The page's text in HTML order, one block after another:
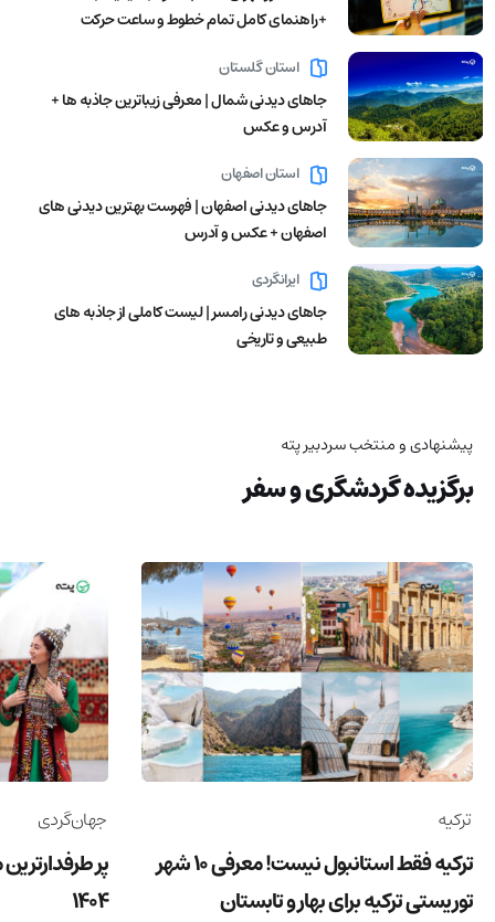
+راهنمای کامل تمام خطوط و ساعت حرکت
استان گلستان
جاهای دیدنی شمال | معرفی زیباترین جاذبه ها +
آدرس و عکس
استان اصفهان
جاهای دیدنی اصفهان | فهرست بهترین دیدنی های
اصفهان + عکس و آدرس
ایرانگردی
جاهای دیدنی رامسر | لیست کاملی از جاذبه های
طبیعی و تاریخی
پیشنهادی و منتخب سردبیر پته
برگزیده گردشگری و سفر
ترکیه
ترکیه فقط استانبول نیست! معرفی 10 شهر
توریستی ترکیه برای بهار و تابستان
جهان‌گردی
پر
1404